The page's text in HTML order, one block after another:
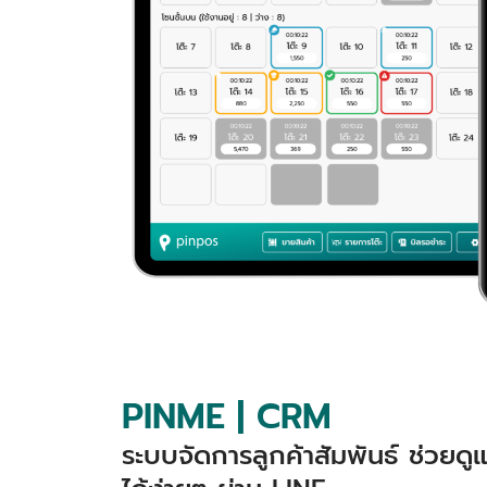
PINME | CRM
ระบบจัดการลูกค้าสัมพันธ์ ช่วย